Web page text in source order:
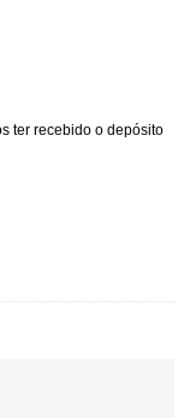
ter recebido o depósito